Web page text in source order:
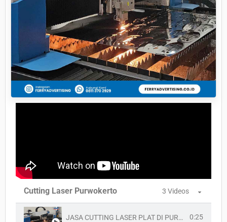
Cutting Laser Purwokerto 3 Videos
JASA CUTTING LASER PLAT DI PURWOKERTO!! FIBER LASER - WA 08113702929 0:25